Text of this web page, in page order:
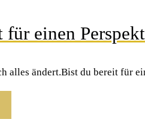
einen
alles ändert.Bist du bereit für